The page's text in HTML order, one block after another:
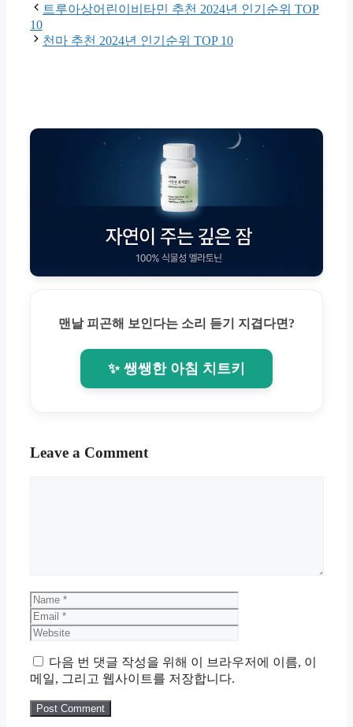
트루아상어린이비타민 추천 2024년 인기순위 TOP
10
천마 추천 2024년 인기순위 TOP 10
맨날 피곤해 보인다는 소리 듣기 지겹다면?
✨ 쌩쌩한 아침 치트키
Leave a Comment
Name
다음 번 댓글 작성을 위해 이 브라우저에 이름, 이
메일, 그리고 웹사이트를 저장합니다.